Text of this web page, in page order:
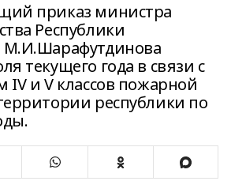
приказ министра
Республики
М.И.Шарафутдинова
текущего года в связи с
IV и V классов пожарной
республики по